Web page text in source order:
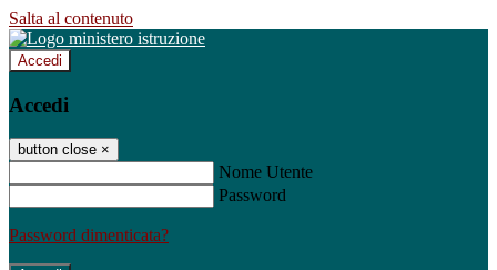
Salta al contenuto
Accedi
Accedi
button close ×
Nome Utente
Password
Password dimenticata?